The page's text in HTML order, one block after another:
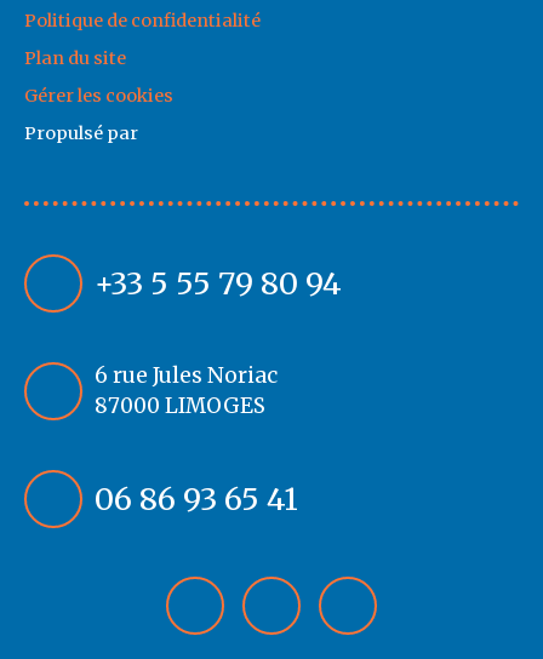
Politique de confidentialité
Plan du site
Gérer les cookies
Propulsé par
+33 5 55 79 80 94
6 rue Jules Noriac
87000 LIMOGES
06 86 93 65 41